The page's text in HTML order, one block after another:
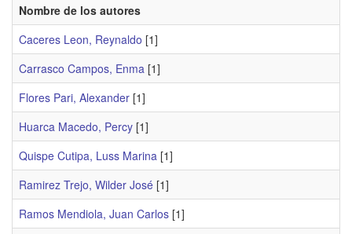
Nombre de los autores
Caceres Leon, Reynaldo [1]
Carrasco Campos, Enma [1]
Flores Pari, Alexander [1]
Huarca Macedo, Percy [1]
Quispe Cutipa, Luss Marina [1]
Ramirez Trejo, Wilder José [1]
Ramos Mendiola, Juan Carlos [1]